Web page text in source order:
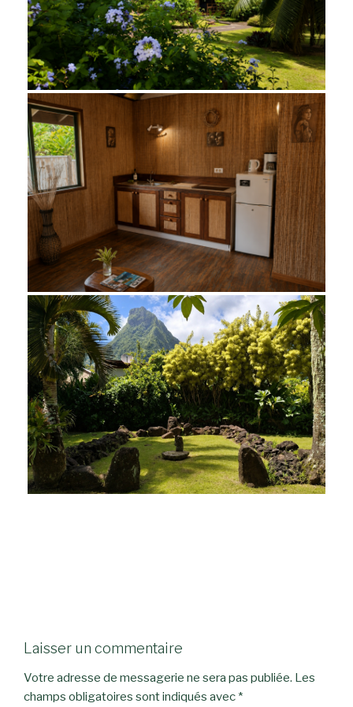
Laisser un commentaire
Votre adresse de messagerie ne sera pas publiée. Les
champs obligatoires sont indiqués avec *